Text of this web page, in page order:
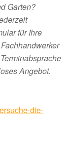
Garten?
für Ihre
Angebot.
die-